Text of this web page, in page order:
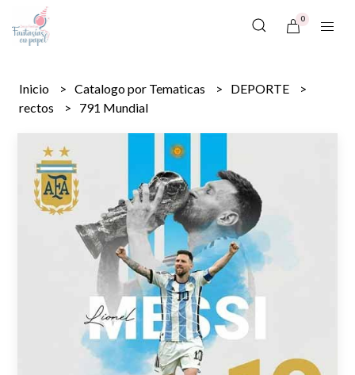
0
Inicio Catalogo por Tematicas
DEPORTE
rectos
791 Mundial